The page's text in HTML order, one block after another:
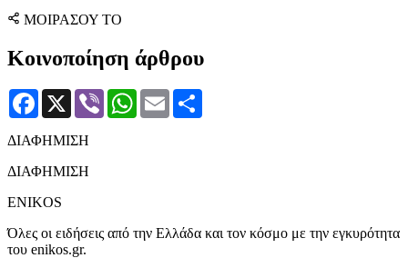
ΜΟΙΡΑΣΟΥ ΤΟ
Κοινοποίηση άρθρου
Facebook
X Viber WhatsApp
Email
ΔΙΑΦΗΜΙΣΗ
ΔΙΑΦΗΜΙΣΗ
ENIKOS
Όλες οι ειδήσεις από την Ελλάδα και τον κόσμο με την εγκυρότητα
του enikos.gr.